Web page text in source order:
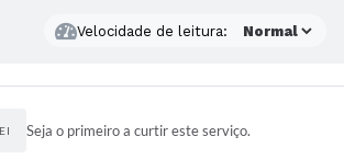
Velocidade de leitura:
Seja o primeiro a curtir este serviço.